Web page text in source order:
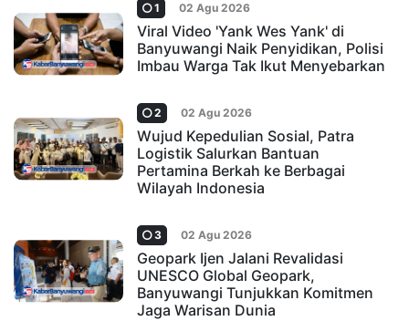
1 02 Agu 2026
Viral Video 'Yank Wes Yank' di
Banyuwangi Naik Penyidikan, Polisi
Imbau Warga Tak Ikut Menyebarkan
2 02 Agu 2026
Wujud Kepedulian Sosial, Patra
Logistik Salurkan Bantuan
Pertamina Berkah ke Berbagai
Wilayah Indonesia
3 02 Agu 2026
Geopark Ijen Jalani Revalidasi
UNESCO Global Geopark,
Banyuwangi Tunjukkan Komitmen
Jaga Warisan Dunia